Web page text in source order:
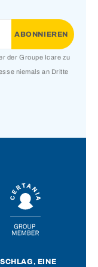
der Groupe Icare zu
niemals an Dritte
EINE